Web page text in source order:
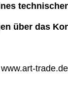
über das
trade.de